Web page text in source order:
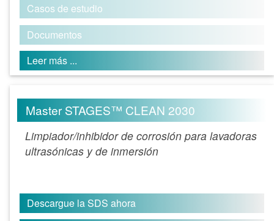
Casos de estudio
Documentos
Leer más ...
Master STAGES™ CLEAN 2030
Limpiador/inhibidor de corrosión para lavadoras
ultrasónicas y de inmersión
Descargue la SDS ahora